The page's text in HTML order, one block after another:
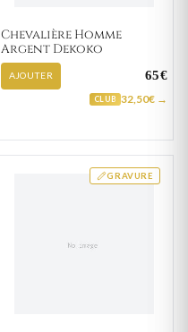
Chevalière Homme
Argent Dekoko
AJOUTER 65€
CLUB 32,50€ →
GRAVURE